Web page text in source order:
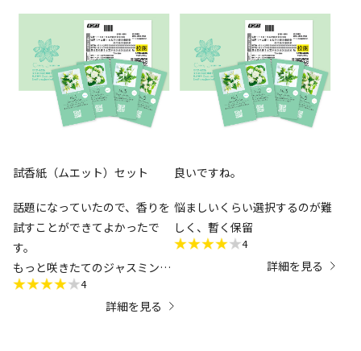
は香りが飛んでいて正直わかり
にくかったです。
残ってるのもありましたが、中
には何回嗅いでも「ん？これは
香りが付いてるのか？」と思う
注文してから届くのも日にちが
あったし、きっとテレビなどで
放送され一気に多くを準備され
たのかもしれませんが、コット
ンに吸わせた物、尚に密封され
ていたなら、もっと試せたのか
​試香紙を財布やスマホケースに
入れたり、部屋に置いたりし
て、いつでも良い香りに癒され
ています。どの香りもお気に入
りです！
試香紙（ムエット）セット
話題になっていたので、香りを
試すことができてよかったで
す。
もっと咲きたてのジャスミンの
香りを期待していたので、少し
4
詳細を見る
良いですね。
悩ましいくらい選択するのが難
しく、暫く保留
4
詳細を見る